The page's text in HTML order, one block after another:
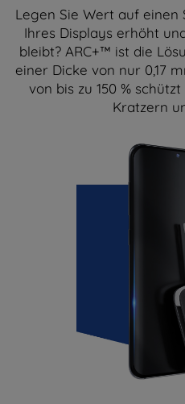
Legen Sie Wert auf einen
Ihres Displays erhöht
bleibt? ARC+™ ist die
einer Dicke von nur 0,17
von bis zu 150 %
Kratzern